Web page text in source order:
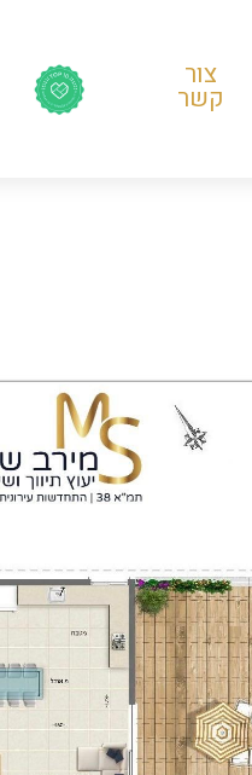
צור
קשר